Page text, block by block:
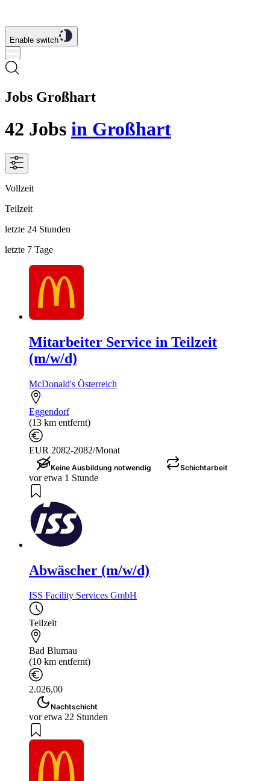
Enable switch
Jobs Großhart
42 Jobs in Großhart
Vollzeit
Teilzeit
letzte 24 Stunden
letzte 7 Tage
Mitarbeiter Service in Teilzeit
(m/w/d)
McDonald's Österreich
Eggendorf
(13 km entfernt)
EUR 2082-2082/Monat
Keine Ausbildung notwendig Schichtarbeit
vor etwa 1 Stunde
Abwäscher (m/w/d)
ISS Facility Services GmbH
Teilzeit
Bad Blumau
(10 km entfernt)
2.026,00
Nachtschicht
vor etwa 22 Stunden